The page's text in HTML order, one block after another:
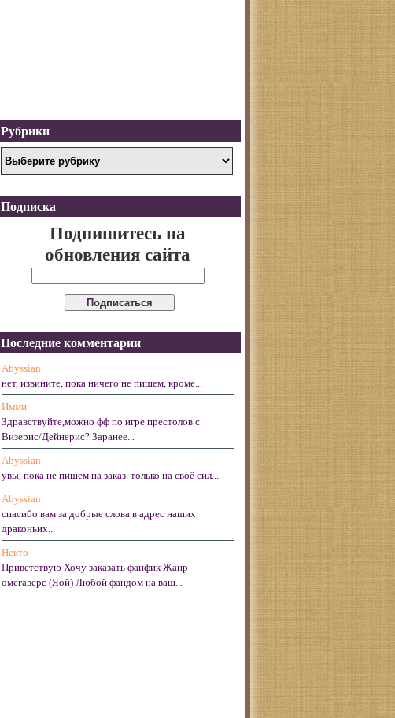
Рубрики
Подписка
Подпишитесь на
обновления сайта
Последние комментарии
Abyssian
нет, извините, пока ничего не пишем, кроме...
Имми
Здравствуйте,можно фф по игре престолов с
Визерис/Дейнерис? Заранее...
Abyssian
увы, пока не пишем на заказ. только на своё сил...
Abyssian
спасибо вам за добрые слова в адрес наших
драконьих...
Некто
Приветствую Хочу заказать фанфик Жанр
омегаверс (Яой) Любой фандом на ваш...